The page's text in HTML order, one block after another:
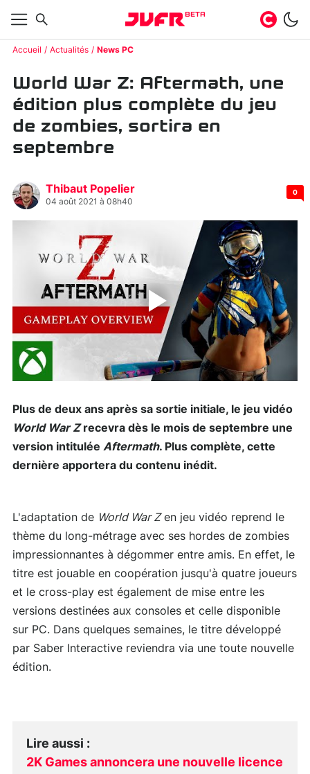
BETA
Accueil Actualités News PC
World War Z: Aftermath, une
édition plus complète du jeu
de zombies, sortira en
septembre
Thibaut Popelier
04 août 2021 à 08h40
0
Plus de deux ans après sa sortie initiale, le jeu vidéo
World War Zrecevra dès le mois de septembre une
version intitulée Aftermath. Plus complète, cette
dernière apportera du contenu inédit.
L'adaptation de World War Zen jeu vidéo reprend le
thème du long-métrage avec ses hordes de zombies
impressionnantes à dégommer entre amis. En effet, le
titre est jouable en coopération jusqu'à quatre joueurs
et le cross-play est également de mise entre les
versions destinées aux consoles et celle disponible
sur PC. Dans quelques semaines, le titre développé
par Saber Interactive reviendra via une toute nouvelle
édition.
Lire aussi :
2K Games annoncera une nouvelle licence